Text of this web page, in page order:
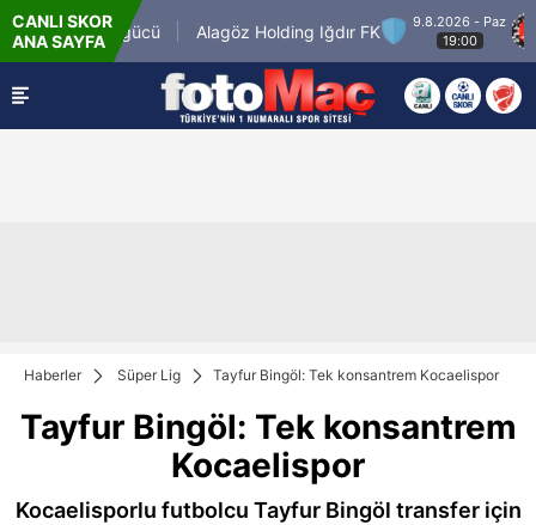
CANLI SKOR
ANA SAYFA
Keçiörengücü Alagöz Holding Iğdır FK
9.8.2026 - Paz
19:00
Haberler Süper Lig Tayfur Bingöl: Tek konsantrem Kocaelispor
Tayfur Bingöl: Tek konsantrem
Kocaelispor
Kocaelisporlu futbolcu Tayfur Bingöl transfer için